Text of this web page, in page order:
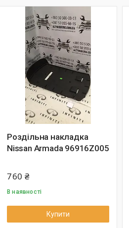
Роздільна накладка
Nissan Armada 96916Z005
760 ₴
В наявності
Купити